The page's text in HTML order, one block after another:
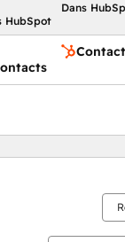
Dans
HubSpot